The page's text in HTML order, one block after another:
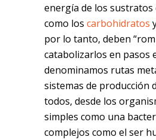
energía de los sustratos
como los carbohidratos
por lo tanto, deben
catabolizarlos en pasos
denominamos rutas
sistemas de producción
todos, desde los
simples como una
complejos como el ser